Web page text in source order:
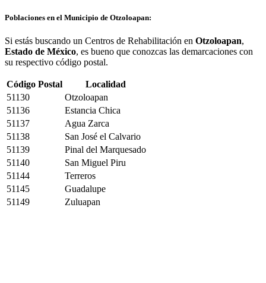
Poblaciones en el Municipio de Otzoloapan:
Si estás buscando un Centros de Rehabilitación en Otzoloapan,
Estado de México, es bueno que conozcas las demarcaciones con
su respectivo código postal.
Código Postal
Localidad
51130
Otzoloapan
51136
Estancia Chica
51137
Agua Zarca
51138
San José el Calvario
51139
Pinal del Marquesado
51140
San Miguel Piru
51144
Terreros
51145
Guadalupe
51149
Zuluapan